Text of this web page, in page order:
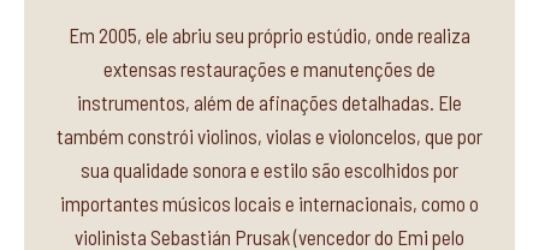
Em 2005, ele abriu seu próprio estúdio, onde realiza
extensas restaurações e manutenções de
instrumentos, além de afinações detalhadas. Ele
também constrói violinos, violas e violoncelos, que por
sua qualidade sonora e estilo são escolhidos por
importantes músicos locais e internacionais, como o
violinista Sebastián Prusak (vencedor do Emi pelo